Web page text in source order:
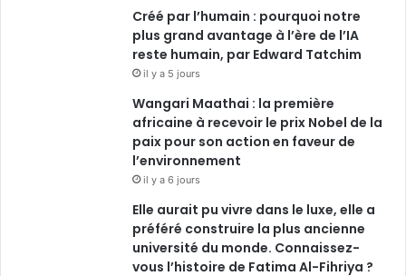
Créé par l’humain : pourquoi notre
plus grand avantage à l’ère de l’IA
reste humain, par Edward Tatchim
il y a 5 jours
Wangari Maathai : la première
africaine à recevoir le prix Nobel de la
paix pour son action en faveur de
l’environnement
il y a 6 jours
Elle aurait pu vivre dans le luxe, elle a
préféré construire la plus ancienne
université du monde. Connaissez-
vous l’histoire de Fatima Al-Fihriya ?